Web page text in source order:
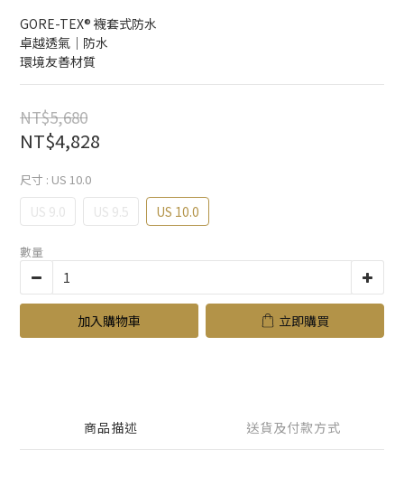
GORE-TEX® 襪套式防水
卓越透氣｜防水
環境友善材質
NT$5,680
NT$4,828
尺寸 : US 10.0
US 9.0 US 9.5 US 10.0
數量
加入購物車 立即購買
商品描述 送貨及付款方式